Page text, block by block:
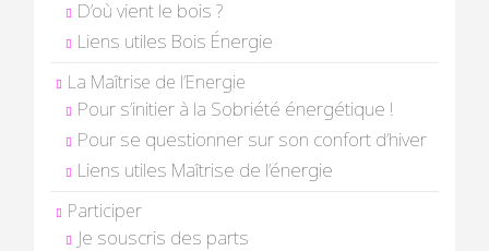
D’où vient le bois ?
Liens utiles Bois Énergie
La Maîtrise de l’Energie
Pour s’initier à la Sobriété énergétique !
Pour se questionner sur son confort d’hiver
Liens utiles Maîtrise de l’énergie
Participer
Je souscris des parts